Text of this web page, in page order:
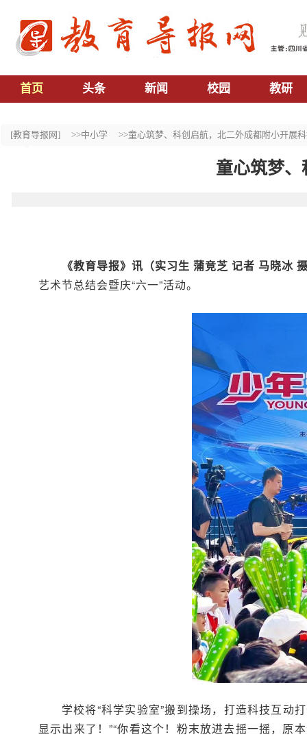
首页 头条 新闻 校园 教研
[教育导报网] >>中小学 >>童心筑梦、科创启航，北二外成都附小开展
童心筑梦
《教育导报》讯（实习生 蒲竞芝 记者 马晓冰
艺术节总结会暨庆“六一”活动。
学校将“科学实验室”搬到操场，打造科技互动
显示出来了！”“你看这个！粉末放进去摇一摇，原